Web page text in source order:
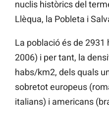
nuclis històrics del
Llèqua, la Pobleta i
La població és de
2006) i per tant, la
habs/km2, dels quals
sobretot europeus
italians) i americans